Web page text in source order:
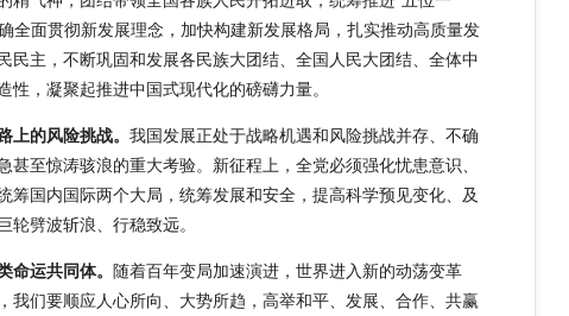
全面贯彻新发展理念，加快构建新发展格局，扎实推动高质量发
主，不断巩固和发展各民族大团结、全国人民大团结、全体中
，凝聚起推进中国式现代化的磅礴力量。
的风险挑战。 我国发展正处于战略机遇和风险挑战并存、不确
至惊涛骇浪的重大考验。新征程上，全党必须强化忧患意识、
国内国际两个大局，统筹发展和安全，提高科学预见变化、及
劈波斩浪、行稳致远。
运共同体。 随着百年变局加速演进，世界进入新的动荡变革
们要顺应人心所向、大势所趋，高举和平、发展、合作、共赢